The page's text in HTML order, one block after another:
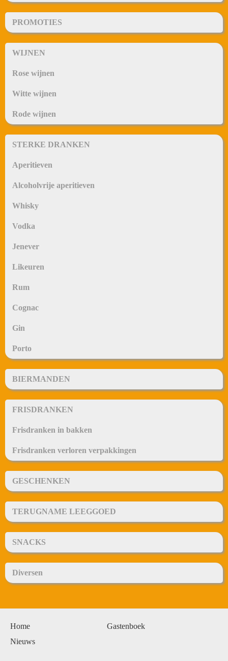
PROMOTIES
WIJNEN
Rose wijnen
Witte wijnen
Rode wijnen
STERKE DRANKEN
Aperitieven
Alcoholvrije aperitieven
Whisky
Vodka
Jenever
Likeuren
Rum
Cognac
Gin
Porto
BIERMANDEN
FRISDRANKEN
Frisdranken in bakken
Frisdranken verloren verpakkingen
GESCHENKEN
TERUGNAME LEEGGOED
SNACKS
Diversen
Home
Gastenboek
Nieuws